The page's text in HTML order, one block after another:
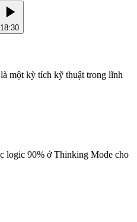
18:30
một kỳ tích kỹ thuật trong lĩnh
logic 90% ở Thinking Mode cho